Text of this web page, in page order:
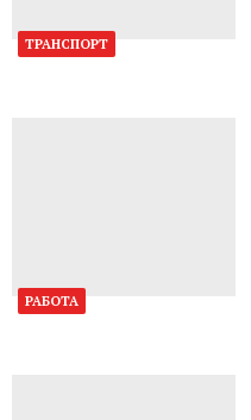
ТРАНСПОРТ
РАБОТА